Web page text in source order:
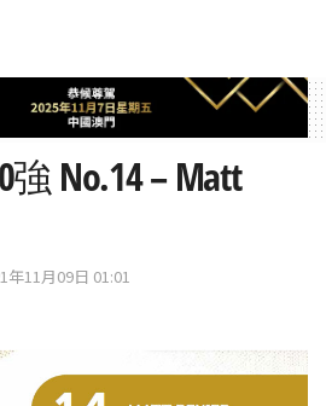
No.14 – Matt
年11月09日 01:01